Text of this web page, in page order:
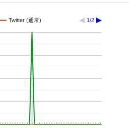
Twitter (通常) 1/2